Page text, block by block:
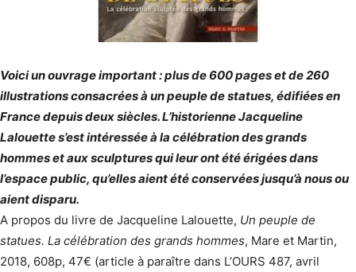
Voici un ouvrage important : plus de 600 pages et de 260
illustrations consacrées à un peuple de statues, édifiées en
France depuis deux siècles. L’historienne Jacqueline
Lalouette s’est intéressée à la célébration des grands
hommes et aux sculptures qui leur ont été érigées dans
l’espace public, qu’elles aient été conservées jusqu’à nous ou
aient disparu.
A propos du livre de Jacqueline Lalouette, Un peuple de
statues. La célébration des grands hommes, Mare et Martin,
2018, 608p, 47€ (article à paraître dans L’OURS 487, avril